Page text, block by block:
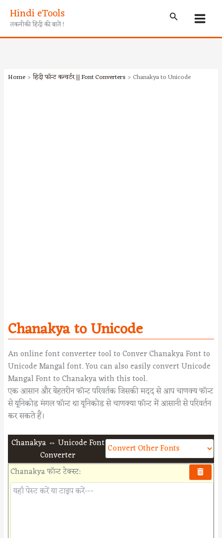
content
Hindi eTools
तकनीकी हिंदी की बातें ! Search
Home हिंदी फॉन्ट कन्वर्टर || Font Converters Chanakya to Unicode
Chanakya to Unicode
An online font converter tool to Conver Chanakya Font to
Unicode Mangal font. You can also easily convert Unicode
Mangal Font to Chanakya with this tool.
एक आसान और बेहतरीन फॉन्ट परिवर्तक जिसकी मदद से आप चाणक्य फॉन्ट
से यूनिकोड मंगल फॉन्ट था यूनिकोड से चाणक्या फॉन्ट में आसानी से परिवर्तन
कर सकते हैं।
Chanakya ⇔ Unicode Font
Converter
Chanakya फॉन्ट टेक्स्ट: